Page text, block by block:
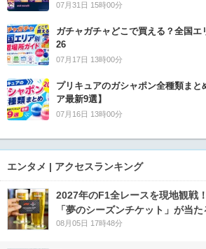
07月31日 15時00分
ガチャガチャどこで買える？全国エ
26
07月17日 13時00分
プリキュアのガシャポン全種類まと
ア最新9選】
07月16日 13時00分
エンタメ | アクセスランキング
2027年のF1全レースを現地観戦
「夢のシーズンチケット」が当た
08月05日 17時48分